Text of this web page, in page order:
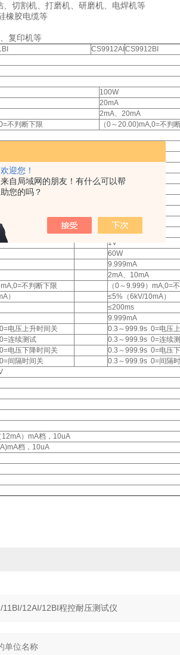
欢迎您！
来自局域网的朋友！有什么可以帮
助您的吗？
切割机、打磨机、研磨机、电焊机等
橡胶电缆等
复印机等
CS9912AI CS9912BI
100W
20mA
2mA、20mA
不判断下限
（0～20.00)mA,0=不判
负载）
压上升时间关
续测试
压下降时间关
隔时间关
(0.050～6.000)kV
）
±（2％读值+5V）
1V
60W
9.999mA
2mA、10mA
mA,0=不判断下限
（0～9.999）mA,0=
）
≤5%（6kV/10mA）
≤200ms
9.999mA
电压上升时间关
0.3～999.9s 0=电压
连续测试
0.3～999.9s 0=连续
电压下降时间关
0.3～999.9s 0=电压
间隔时间关
0.3～999.9s 0=间隔
12mA）mA档，10uA
档，10uA